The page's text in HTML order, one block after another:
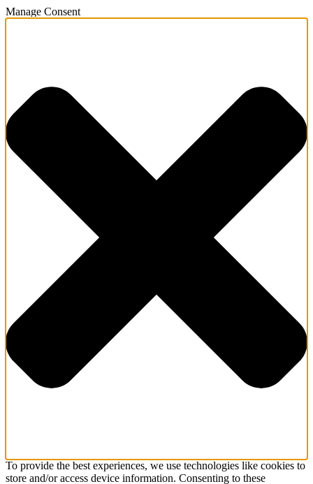
Manage Consent
To provide the best experiences, we use technologies like cookies to
store and/or access device information. Consenting to these